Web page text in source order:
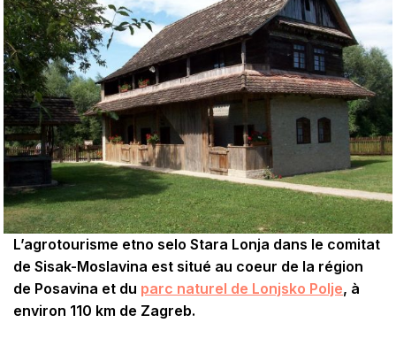
L’agrotourisme etno selo Stara Lonja dans le comitat
de Sisak-Moslavina est situé au coeur de la région
de Posavina et du parc naturel de Lonjsko Polje, à
environ 110 km de Zagreb.